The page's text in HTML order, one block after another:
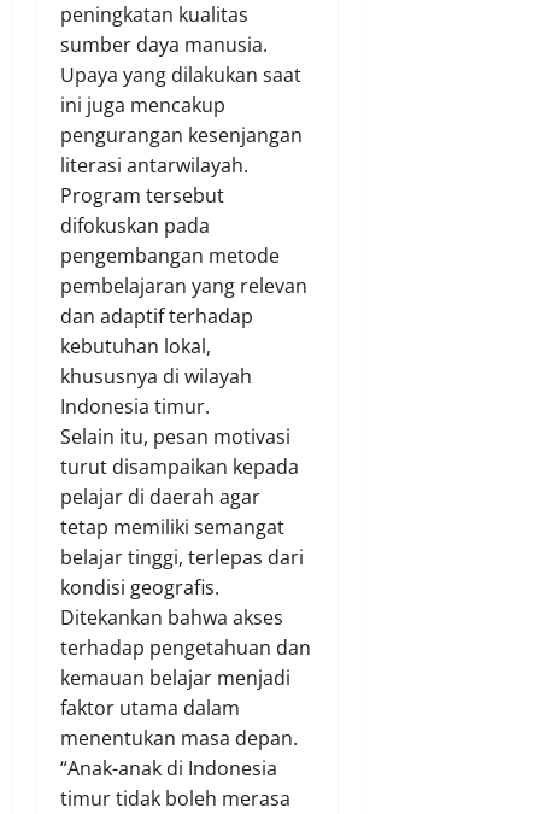
peningkatan kualitas
sumber daya manusia.
Upaya yang dilakukan saat
ini juga mencakup
pengurangan kesenjangan
literasi antarwilayah.
Program tersebut
difokuskan pada
pengembangan metode
pembelajaran yang relevan
dan adaptif terhadap
kebutuhan lokal,
khususnya di wilayah
Indonesia timur.
Selain itu, pesan motivasi
turut disampaikan kepada
pelajar di daerah agar
tetap memiliki semangat
belajar tinggi, terlepas dari
kondisi geografis.
Ditekankan bahwa akses
terhadap pengetahuan dan
kemauan belajar menjadi
faktor utama dalam
menentukan masa depan.
“Anak-anak di Indonesia
timur tidak boleh merasa